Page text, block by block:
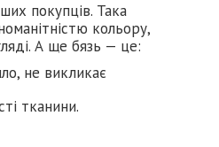
покупців. Така
кольору,
А ще бязь — це:
не викликає
тканини.